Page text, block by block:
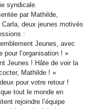
syndicale.
par Mathilde,
deux jeunes motivés
:
Jeunes, avec
pour l’organisation ! »
! Hâte de voir la
Mathilde ! »
pour votre retour !
tout le monde en
rejoindre l’équipe